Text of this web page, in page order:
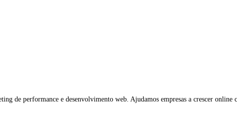
de performance e desenvolvimento web. Ajudamos empresas a crescer online